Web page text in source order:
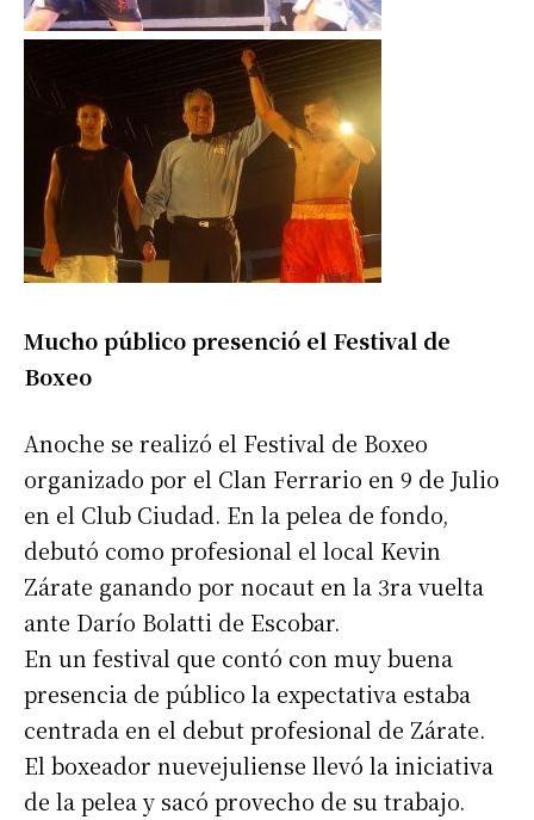
Mucho público presenció el Festival de
Boxeo
Anoche se realizó el Festival de Boxeo
organizado por el Clan Ferrario en 9 de Julio
en el Club Ciudad. En la pelea de fondo,
debutó como profesional el local Kevin
Zárate ganando por nocaut en la 3ra vuelta
ante Darío Bolatti de Escobar.
En un festival que contó con muy buena
presencia de público la expectativa estaba
centrada en el debut profesional de Zárate.
El boxeador nuevejuliense llevó la iniciativa
de la pelea y sacó provecho de su trabajo.